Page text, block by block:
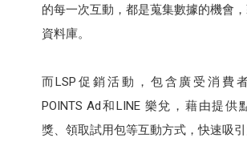
的每一次互動，都是蒐集數據的機會
資料庫。
而LSP促銷活動，包含廣受消費
POINTS Ad和LINE 樂兌，藉由提供
獎、領取試用包等互動方式，快速吸